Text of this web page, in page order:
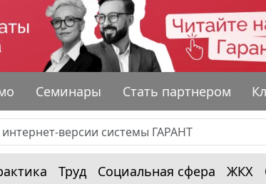
Семинары Стать партнером
Труд Социальная сфера ЖКХ